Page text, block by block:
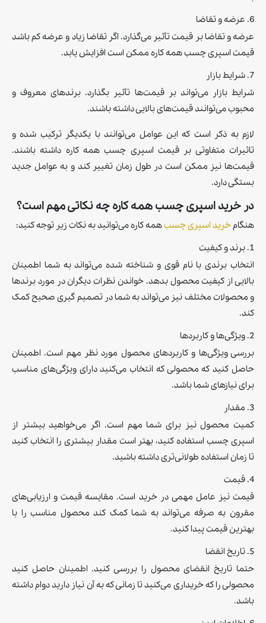
6. عرضه و تقاضا
عرضه و تقاضا بر قیمت تأثیر می‌گذارد. اگر تقاضا زیاد و عرضه کم باشد
قیمت اسپری چسب همه کاره ممکن است افزایش یابد.
7. شرایط بازار
شرایط بازار می‌تواند بر قیمت‌ها تأثیر بگذارد. برندهای معروف و
محبوب می‌توانند قیمت‌های بالایی داشته باشند.
لازم به ذکر است که این عوامل می‌توانند با یکدیگر ترکیب شده و
تاثیرات متفاوتی بر قیمت اسپری چسب همه کاره داشته باشند.
قیمت‌ها نیز ممکن است در طول زمان تغییر کند و به عوامل جدید
بستگی دارد.
در خرید اسپری چسب همه کاره چه نکاتی مهم است؟
هنگامخرید اسپری چسبهمه کاره می‌توانید به نکات زیر توجه کنید:
1. برند و کیفیت
انتخاب برندی با نام قوی و شناخته شده می‌تواند به شما اطمینان
بالایی از کیفیت محصول بدهد. خواندن نظرات دیگران در مورد برندها
و محصولات مختلف نیز می‌تواند به شما در تصمیم گیری صحیح کمک
کند.
2. ویژگی‌ها و کاربردها
بررسی ویژگی‌ها و کاربردهای محصول مورد نظر مهم است. اطمینان
حاصل کنید که محصولی که انتخاب می‌کنید دارای ویژگی‌های مناسب
برای نیازهای شما باشد.
3. مقدار
کمیت محصول نیز برای شما مهم است. اگر می‌خواهید بیشتر از
اسپری چسب استفاده کنید، بهتر است مقدار بیشتری را انتخاب کنید
تا زمان استفاده طولانی‌تری داشته باشید.
4. قیمت
قیمت نیز عامل مهمی در خرید است. مقایسه قیمت و ارزیابی‌های
مقرون به صرفه می‌تواند به شما کمک کند محصول مناسب را با
بهترین قیمت پیدا کنید.
5. تاریخ انقضا
حتما تاریخ انقضای محصول را بررسی کنید. اطمینان حاصل کنید
محصولی را که خریداری می‌کنید تا زمانی که به آن نیاز دارید دوام داشته
باشد.